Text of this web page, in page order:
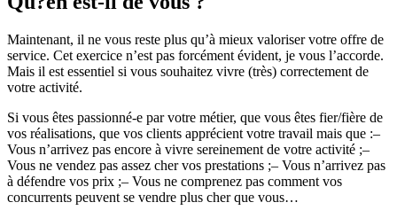
Maintenant, il ne vous reste plus qu’à mieux valoriser votre offre de
service. Cet exercice n’est pas forcément évident, je vous l’accorde.
Mais il est essentiel si vous souhaitez vivre (très) correctement de
votre activité.
Si vous êtes passionné-e par votre métier, que vous êtes fier/fière de
vos réalisations, que vos clients apprécient votre travail mais que :–
Vous n’arrivez pas encore à vivre sereinement de votre activité ;–
Vous ne vendez pas assez cher vos prestations ;– Vous n’arrivez pas
à défendre vos prix ;– Vous ne comprenez pas comment vos
concurrents peuvent se vendre plus cher que vous…